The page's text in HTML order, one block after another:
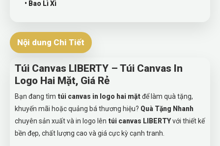
• Bao Lì Xì
Nội dung Chi Tiết
Túi Canvas LIBERTY – Túi Canvas In
Logo Hai Mặt, Giá Rẻ
Bạn đang tìm túi canvas in logo hai mặtđể làm quà tặng,
khuyến mãi hoặc quảng bá thương hiệu? Quà Tặng Nhanh
chuyên sản xuất và in logo lên túi canvas LIBERTYvới thiết kế
bền đẹp, chất lượng cao và giá cực kỳ cạnh tranh.